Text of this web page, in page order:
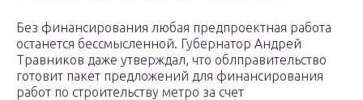
Без финансирования любая предпроектная работа
останется бессмысленной. Губернатор Андрей
Травников даже утверждал, что облправительство
готовит пакет предложений для финансирования
работ по строительству метро за счет